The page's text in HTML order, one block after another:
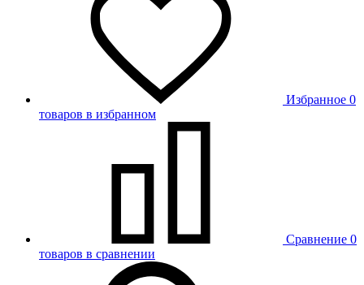
Избранное 0
товаров в избранном
Сравнение 0
товаров в сравнении